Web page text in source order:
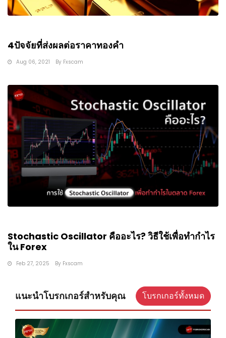
4ปัจจัยที่ส่งผลต่อราคาทองคำ
Aug 06, 2021 By Fxscam
Stochastic Oscillator คืออะไร? วิธีใช้เพื่อทำกำไร
ใน Forex
Feb 27, 2025 By Fxscam
แนะนำโบรกเกอร์สำหรับคุณ โบรกเกอร์ทั้งหมด